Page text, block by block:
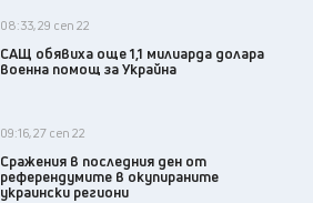
08:33, 29 сеп 22
САЩ обявиха още 1,1 милиарда долара
военна помощ за Украйна
09:16, 27 сеп 22
Сражения в последния ден от
референдумите в окупираните
украински региони